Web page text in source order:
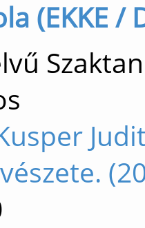
(EKKE /